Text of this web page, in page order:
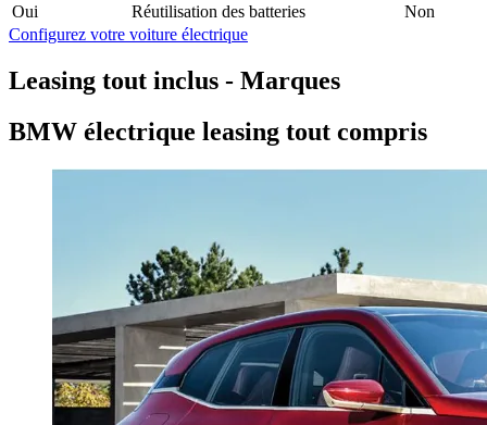
Oui
Réutilisation des batteries
Non
Configurez votre voiture électrique
Leasing tout inclus - Marques
BMW électrique leasing tout compris